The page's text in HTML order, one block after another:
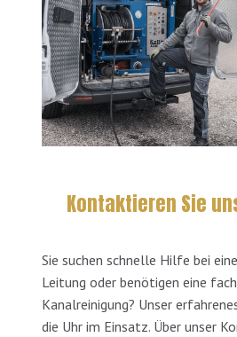
Kontaktieren Sie
Sie suchen schnelle Hilfe bei
Leitung oder benötigen eine
Kanalreinigung? Unser
die Uhr im Einsatz. Über unser